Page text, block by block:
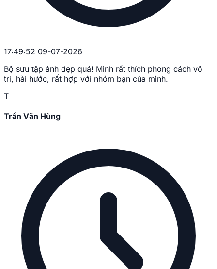
17:49:52 09-07-2026
Bộ sưu tập ảnh đẹp quá! Mình rất thích phong cách vô
tri, hài hước, rất hợp với nhóm bạn của mình.
T
Trần Văn Hùng